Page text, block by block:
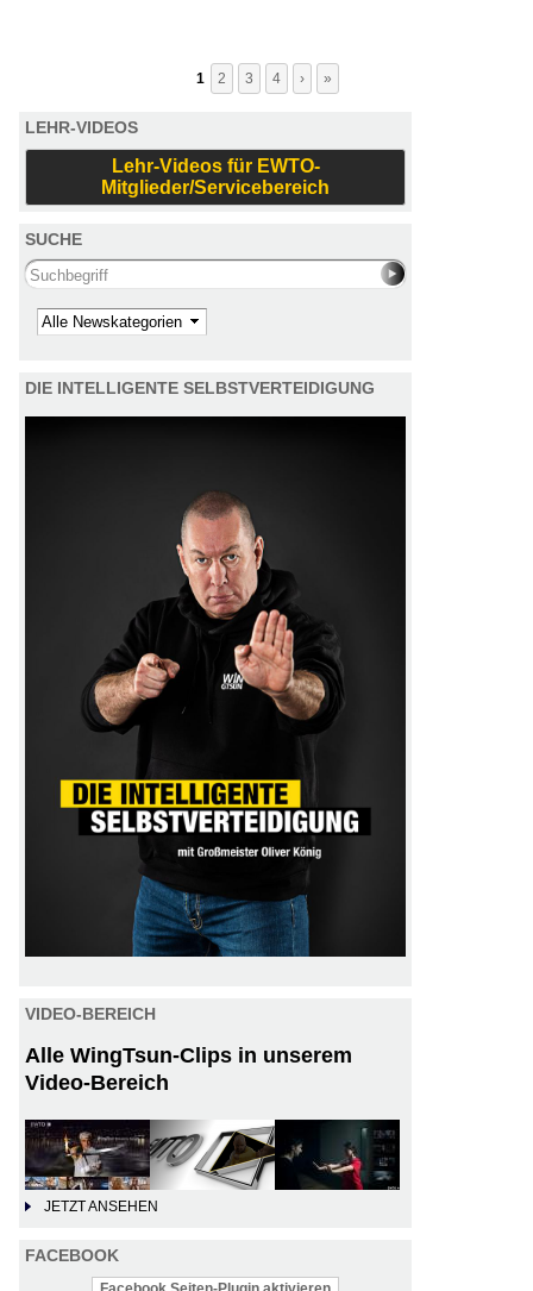
1 2 3 4 › »
LEHR-VIDEOS
Lehr-Videos für EWTO-
Mitglieder/Servicebereich
SUCHE
Search this site
Kategorie
DIE INTELLIGENTE SELBSTVERTEIDIGUNG
VIDEO-BEREICH
Alle WingTsun-Clips in unserem
Video-Bereich
JETZT ANSEHEN
FACEBOOK